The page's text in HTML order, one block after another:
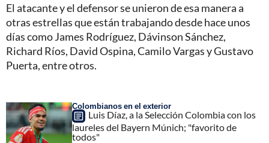
El atacante y el defensor se unieron de esa manera a
otras estrellas que están trabajando desde hace unos
días como James Rodríguez, Dávinson Sánchez,
Richard Ríos, David Ospina, Camilo Vargas y Gustavo
Puerta, entre otros.
Colombianos en el exterior
Luis Díaz, a la Selección Colombia con los
laureles del Bayern Múnich; "favorito de
todos"